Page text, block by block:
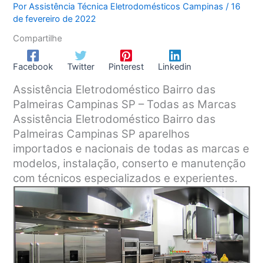
PorAssistência Técnica Eletrodomésticos Campinas/16
de fevereiro de 2022
Compartilhe
Facebook Twitter Pinterest Linkedin
Assistência Eletrodoméstico Bairro das
Palmeiras Campinas SP – Todas as Marcas
Assistência Eletrodoméstico Bairro das
Palmeiras Campinas SP aparelhos
importados e nacionais de todas as marcas e
modelos, instalação, conserto e manutenção
com técnicos especializados e experientes.